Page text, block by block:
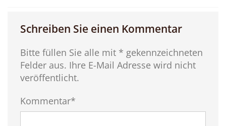
Schreiben Sie einen Kommentar
Bitte füllen Sie alle mit * gekennzeichneten
Felder aus. Ihre E-Mail Adresse wird nicht
veröffentlicht.
Kommentar*